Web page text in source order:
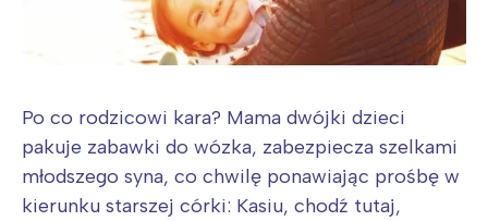
Po co rodzicowi kara? Mama dwójki dzieci
pakuje zabawki do wózka, zabezpiecza szelkami
młodszego syna, co chwilę ponawiając prośbę w
kierunku starszej córki: Kasiu, chodź tutaj,